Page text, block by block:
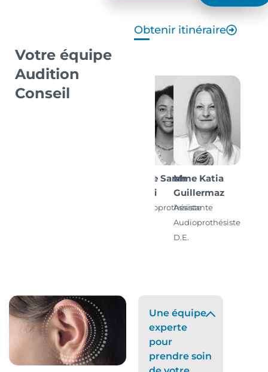
Obtenir itinéraire
Votre équipe
Audition
Conseil
Mme Sarah
Koffi
Audioprothésiste
Mme Katia
Guillermaz
Assistante
Audioprothésiste
D.E.
Une équipe
experte
pour
prendre soin